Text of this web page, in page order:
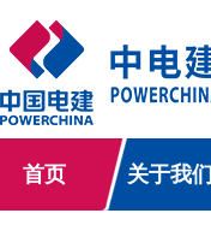
首页 关于我们